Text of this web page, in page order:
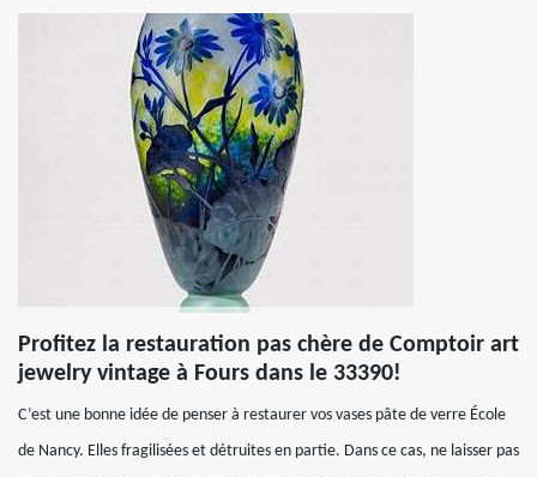
Profitez la restauration pas chère de Comptoir art
jewelry vintage à Fours dans le 33390!
C’est une bonne idée de penser à restaurer vos vases pâte de verre École
de Nancy. Elles fragilisées et détruites en partie. Dans ce cas, ne laisser pas